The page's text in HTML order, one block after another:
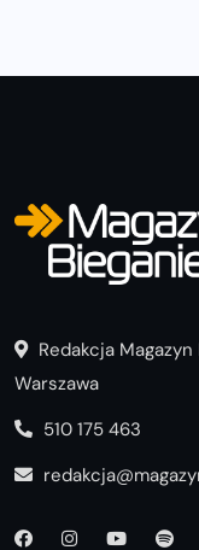
Redakcja
Warszawa
510 175 463